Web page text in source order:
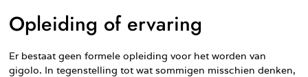
Opleiding of ervaring
Er bestaat geen formele opleiding voor het worden van
gigolo. In tegenstelling tot wat sommigen misschien denken,